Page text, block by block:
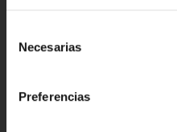
Necesarias
Preferencias